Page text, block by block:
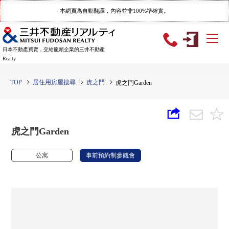
本網頁為自動翻譯，內容並非100%準確實。
日本不動產買賣，交給龍頭企業的三井不動產
Realty
TOP 居住用房屋搜尋 虎之門 虎之門Garden
虎之門Garden
公寓 事前預約制參觀會